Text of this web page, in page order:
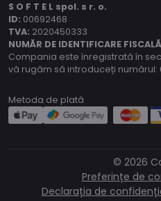
S O F T E L spol. s r. o.
ID: 00692468
TVA: 2020450333
NUMĂR DE IDENTIFICARE
Compania este înregistrată în
vă rugăm să introduceți numărul:
Metoda de plată
© 2026
Preferințe de
Declarația de